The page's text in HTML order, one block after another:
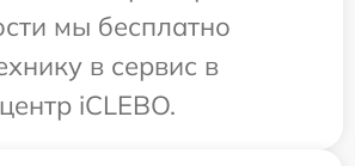
мы бесплатно
в сервис в
iCLEBO.